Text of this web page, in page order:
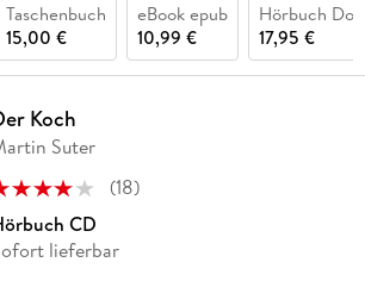
Taschenbuch
15,00 €
eBook epub
10,99 €
Hörbuch
17,95 €
Koch
Suter
(18)
CD
lieferbar